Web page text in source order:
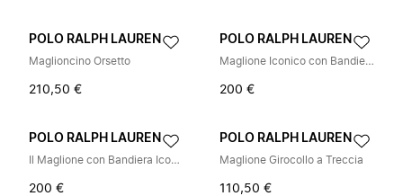
POLO RALPH LAUREN
Maglioncino Orsetto
210,50 €
POLO RALPH LAUREN
Maglione Iconico con Bandiera
200 €
POLO RALPH LAUREN
Il Maglione con Bandiera Iconica
200 €
POLO RALPH LAUREN
Maglione Girocollo a Treccia
110,50 €